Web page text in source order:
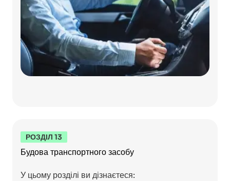
РОЗДІЛ 13
Будова транспортного засобу
У цьому розділі ви дізнаєтеся: